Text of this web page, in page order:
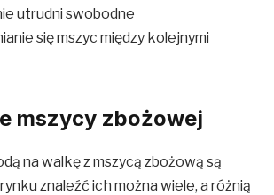
utrudni swobodne
się mszyc między kolejnymi
mszycy zbożowej
na walkę z mszycą zbożową są
znaleźć ich można wiele, a różnią